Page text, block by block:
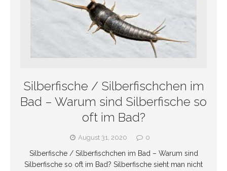
Silberfische / Silberfischchen im
Bad – Warum sind Silberfische so
oft im Bad?
August 31, 2020 0
Silberfische / Silberfischchen im Bad – Warum sind
Silberfische so oft im Bad? Silberfische sieht man nicht